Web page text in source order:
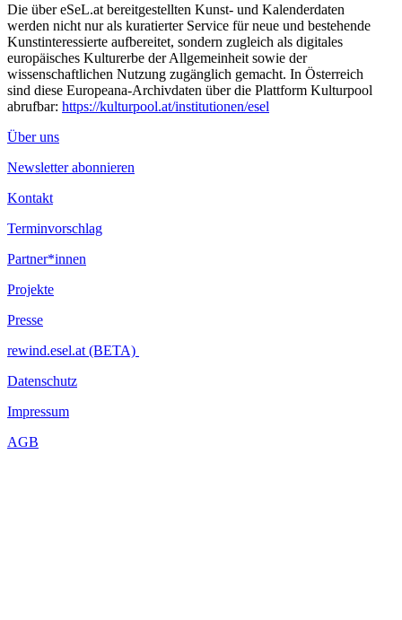
Die über eSeL.at bereitgestellten Kunst- und Kalenderdaten
werden nicht nur als kuratierter Service für neue und bestehende
Kunstinteressierte aufbereitet, sondern zugleich als digitales
europäisches Kulturerbe der Allgemeinheit sowie der
wissenschaftlichen Nutzung zugänglich gemacht. In Österreich
sind diese Europeana-Archivdaten über die Plattform Kulturpool
abrufbar: https://kulturpool.at/institutionen/esel
Über uns
Newsletter abonnieren
Kontakt
Terminvorschlag
Partner*innen
Projekte
Presse
rewind.esel.at (BETA)
Datenschutz
Impressum
AGB